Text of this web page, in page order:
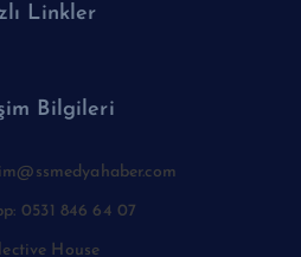
Linkler
Bilgileri
0531 846 64 07
House